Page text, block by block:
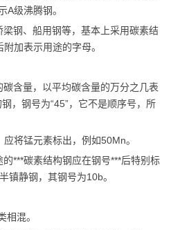
A级沸腾钢。
钢、船用钢等，基本上采用碳素结
加表示用途的字母。
含量，以平均碳含量的万分之几表
，钢号为“45”，它不是顺序号，所
将锰元素标出，例如50Mn。
***碳素结构钢应在钢号***后特别标
镇静钢，其钢号为10b。
混。